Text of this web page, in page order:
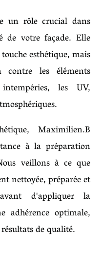
un rôle crucial dans
de votre façade. Elle
esthétique, mais
contre les éléments
les UV,
Maximilien.B
à la préparation
veillons à ce que
nettoyée, préparée et
d'appliquer la
adhérence optimale,
de qualité.